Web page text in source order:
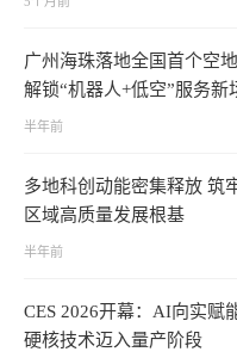
广州海珠落地全国首个空
解锁“机器人+低空”服务新
半年前
多地科创动能密集释放 筑
区域高质量发展根基
半年前
CES 2026开幕：AI向实赋
硬核技术迈入量产阶段